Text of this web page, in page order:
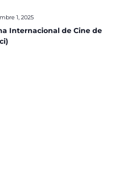
Internacional de Cine de
1, 2025